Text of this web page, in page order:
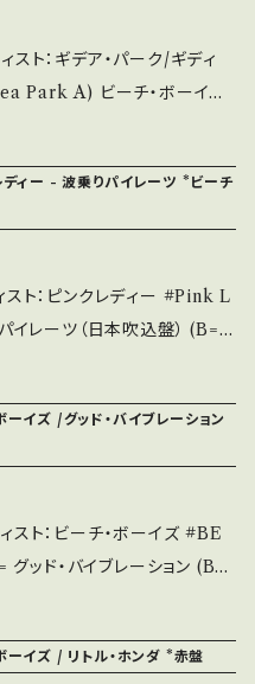
that it is second
https://onbanku
B/B (国内盤/Wジャ
状態説明】 S・新品未開封
ける方のご購入をお願い致
purchase it if you underst
*詳しくは ■■
送について■■■ をご覧くだ
ください。 ___【bid】2308
ト：ギデア・パーク/ギディ
チ・ボーイズ・
視聴: https://youtu.be/atd
けた極上メドレー！ ●状
内盤) * 【状態説明の
ぶ ■状態・説明 / 発送につい
ディー - 波乗りパイレーツ *ビーチ
ト：ピンクレディー #Pink L
ライアン・ウィルソン、カール・
ス・ジョンストン、ポール・フィ
勢！ ●状態：ジャケ/
商品
説明 / 発送について■ をご
ーイズ /グッド・バイブレーション
ト：ビーチ・ボーイズ #BE
ーイズ / リトル・ホンダ *赤盤